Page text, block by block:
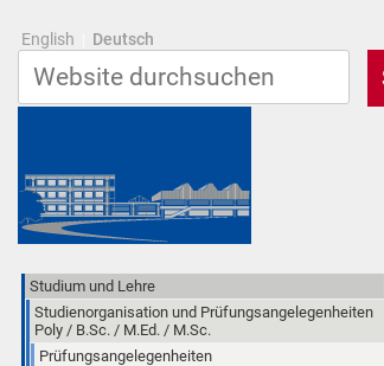
English Deutsch
Studium und Lehre
Studienorganisation und Prüfungsangelegenheiten
Poly / B.Sc. / M.Ed. / M.Sc.
Prüfungsangelegenheiten